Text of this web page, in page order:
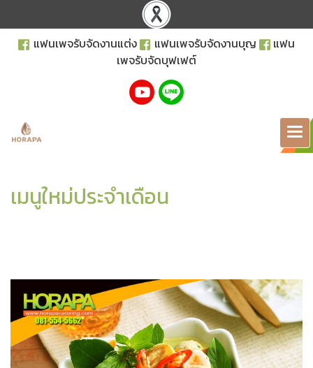
แฟนเพจรับจัดงานแต่ง แฟนเพจรับจัดงานบุญ
แฟน
เพจรับจัดบุฟเฟต์
เมนูใหม่ประจำเดือน